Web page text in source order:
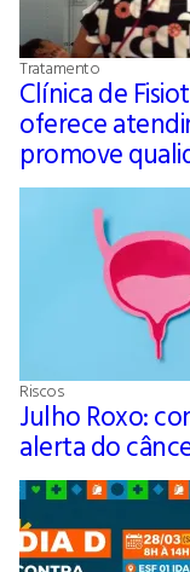
Tratamento
Clínica de
oferece
promove
Riscos
Julho Roxo:
alerta do